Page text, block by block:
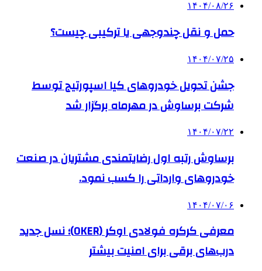
۱۴۰۴/۰۸/۲۶
حمل و نقل چندوجهی یا ترکیبی چیست؟
۱۴۰۴/۰۷/۲۵
جشن تحویل خودروهای کیا اسپورتیج توسط
شرکت برساوش در مهرماه برگزار شد
۱۴۰۴/۰۷/۲۲
برساوش رتبه اول رضایتمندی مشتریان در صنعت
خودروهای وارداتی را کسب نمود.
۱۴۰۴/۰۷/۰۶
معرفی کرکره فولادی اوکر (OKER)؛ نسل جدید
درب‌های برقی برای امنیت بیشتر